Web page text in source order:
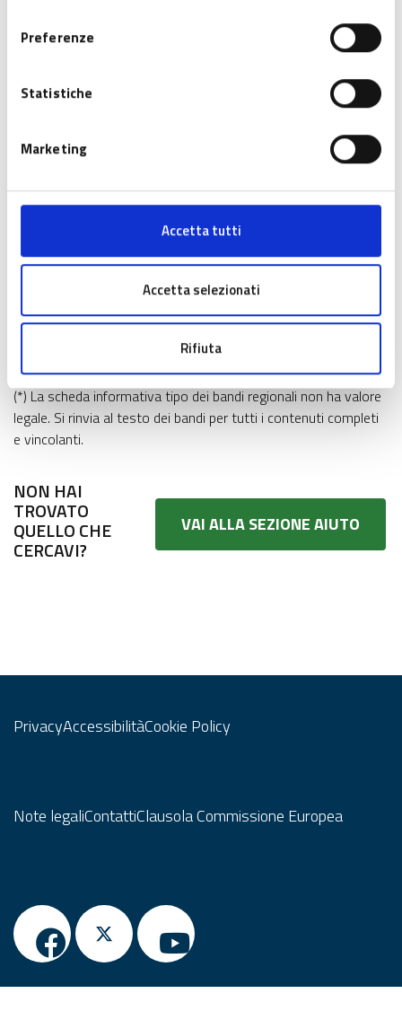
Preferenze
Statistiche
Marketing
Accetta tutti
Accetta selezionati
Rifiuta
Dotazione finanziaria
Caratteristiche dell'agevolazione
Regime di Aiuto di Stato
Procedura selezione
Informazioni e contatti
(*) La scheda informativa tipo dei bandi regionali non ha valore
legale. Si rinvia al testo dei bandi per tutti i contenuti completi
e vincolanti.
NON HAI
TROVATO
QUELLO CHE
CERCAVI?
VAI ALLA SEZIONE AIUTO
PrivacyAccessibilitàCookie Policy
Note legaliContattiClausola Commissione Europea